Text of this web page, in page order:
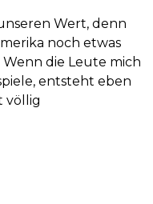
Wert, denn
noch etwas
die Leute mich
entsteht eben
völlig